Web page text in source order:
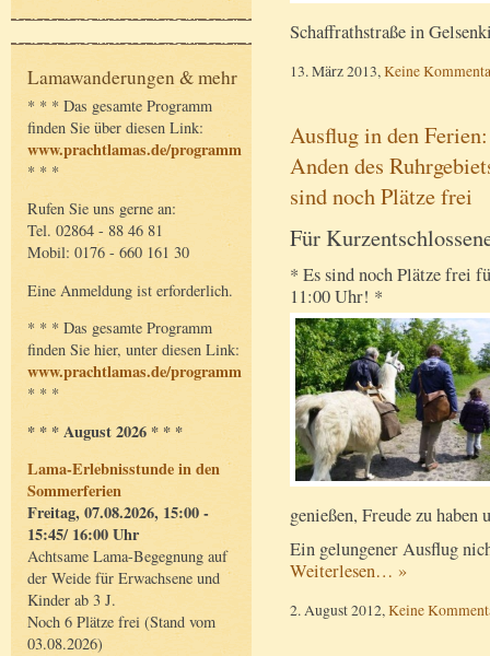
Lamawanderungen & mehr
* * * Das gesamte Programm
finden Sie über diesen Link:
www.prachtlamas.de/programm
* * *
Rufen Sie uns gerne an:
Tel. 02864 - 88 46 81
Mobil: 0176 - 660 161 30
Eine Anmeldung ist erforderlich.
* * * Das gesamte Programm
finden Sie hier, unter diesen Link:
www.prachtlamas.de/programm
* * *
* * * August 2026 * * *
Lama-Erlebnisstunde in den
Sommerferien
Freitag, 07.08.2026, 15:00 -
15:45/ 16:00 Uhr
Achtsame Lama-Begegnung auf
der Weide für Erwachsene und
Kinder ab 3 J.
Noch 6 Plätze frei (Stand vom
03.08.2026)
Schaffrathstraße in
13. März 2013, Keine
Ausflug in den
Anden des
sind noch Plätze frei
Für
* Es sind noch Plätze frei
11:00 Uhr! *
genießen, Freude zu haben
Ein gelungener Ausflug
Weiterlesen… »
2. August 2012,Keine